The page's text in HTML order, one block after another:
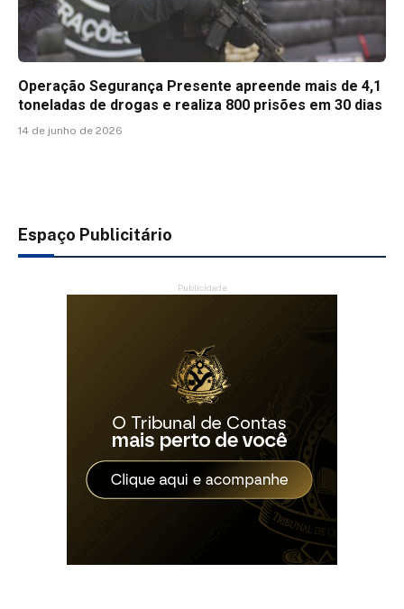
Operação Segurança Presente apreende mais de 4,1
toneladas de drogas e realiza 800 prisões em 30 dias
14 de junho de 2026
Espaço Publicitário
Publicidade